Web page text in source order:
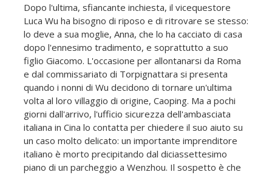
Dopo l'ultima, sfiancante inchiesta, il vicequestore
Luca Wu ha bisogno di riposo e di ritrovare se stesso:
lo deve a sua moglie, Anna, che lo ha cacciato di casa
dopo l'ennesimo tradimento, e soprattutto a suo
figlio Giacomo. L'occasione per allontanarsi da Roma
e dal commissariato di Torpignattara si presenta
quando i nonni di Wu decidono di tornare un'ultima
volta al loro villaggio di origine, Caoping. Ma a pochi
giorni dall'arrivo, l'ufficio sicurezza dell'ambasciata
italiana in Cina lo contatta per chiedere il suo aiuto su
un caso molto delicato: un importante imprenditore
italiano è morto precipitando dal diciassettesimo
piano di un parcheggio a Wenzhou. Il sospetto è che